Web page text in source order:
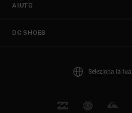
AIUTO
DC SHOES
Seleziona la